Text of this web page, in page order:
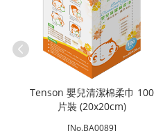
Tenson 嬰兒清潔棉柔巾 100
片裝 (20x20cm)
[No.BA0089]